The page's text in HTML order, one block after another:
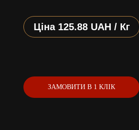
Ціна 125.88 UAH / Кг
ЗАМОВИТИ В 1 КЛІК